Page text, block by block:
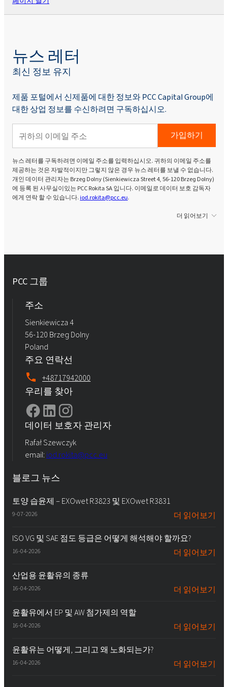
뉴스 레터
최신 정보 유지
제품 포털에서 신제품에 대한 정보와 PCC Capital Group에
대한 상업 정보를 수신하려면 구독하십시오.
가입하기
뉴스 레터를 구독하려면 이메일 주소를 입력하십시오. 귀하의 이메일 주소를
제공하는 것은 자발적이지만 그렇지 않은 경우 뉴스 레터를 보낼 수 없습니다.
개인 데이터 관리자는 Brzeg Dolny (Sienkiewicza Street 4, 56-120 Brzeg Dolny)
에 등록 된 사무실이있는 PCC Rokita SA 입니다. 이메일로 데이터 보호 감독자
에게 연락 할 수 있습니다.iod.rokita@pcc.eu.
더 읽어보기
PCC 그룹
주소
Sienkiewicza 4
56-120 Brzeg Dolny
Poland
주요 연락선
+48717942000
우리를 찾아
데이터 보호자 관리자
Rafał Szewczyk
email: iod.rokita@pcc.eu
블로그 뉴스
토양 습윤제 – EXOwet R3823 및 EXOwet R3831
9-07-2026 더 읽어보기
ISO VG 및 SAE 점도 등급은 어떻게 해석해야 할까요?
16-04-2026 더 읽어보기
산업용 윤활유의 종류
16-04-2026 더 읽어보기
윤활유에서 EP 및 AW 첨가제의 역할
16-04-2026 더 읽어보기
윤활유는 어떻게, 그리고 왜 노화되는가?
16-04-2026 더 읽어보기